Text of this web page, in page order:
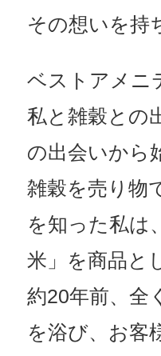
その想いを持
ベストアメニ
私と雑穀との
の出会いから
雑穀を売り物
を知った私は
米」を商品と
約20年前、全
を浴び、お客